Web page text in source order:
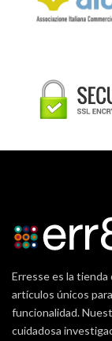
Erresse es la
artículos únicos
funcionalidad.
cuidadosa